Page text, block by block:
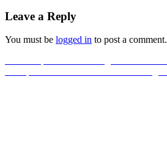
Leave a Reply
You must be logged in to post a comment.
Post
navigation